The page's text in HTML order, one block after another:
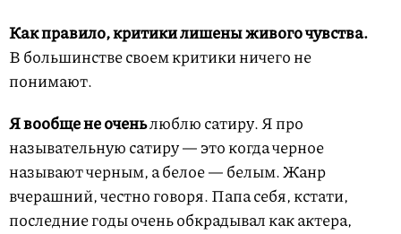
Как правило,критики лишены живого чувства.
В большинстве своем критики ничего не
понимают.
Я вообще не оченьлюблю сатиру. Я про
назывательную сатиру — это когда черное
называют черным, а белое — белым. Жанр
вчерашний, честно говоря. Папа себя, кстати,
последние годы очень обкрадывал как актера,